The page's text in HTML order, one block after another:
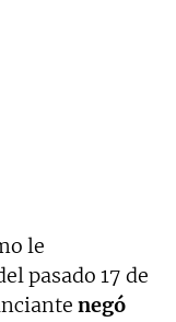
le
pasado 17 de
negó